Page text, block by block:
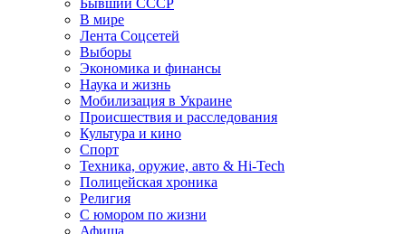
Бывший СССР
В мире
Лента Соцсетей
Выборы
Экономика и финансы
Наука и жизнь
Мобилизация в Украине
Происшествия и расследования
Культура и кино
Спорт
Техника, оружие, авто & Hi-Tech
Полицейская хроника
Религия
С юмором по жизни
Афиша